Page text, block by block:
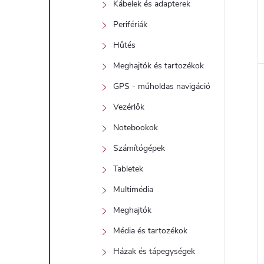
Kábelek és adapterek
Perifériák
Hűtés
Meghajtók és tartozékok
GPS - műholdas navigáció
Vezérlők
Notebookok
Számítógépek
Tabletek
Multimédia
Meghajtók
Média és tartozékok
Házak és tápegységek
l